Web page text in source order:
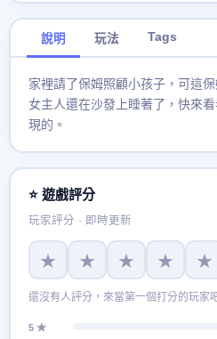
說明 玩法 Tags
家裡請了保姆照顧小孩子，可這
女主人還在沙發上睡著了，快來
現的。
⭐ 遊戲評分
玩家評分 · 即時更新
★ ★ ★ ★ ★
還沒有人評分，來當第一個打分的玩家
5 ★